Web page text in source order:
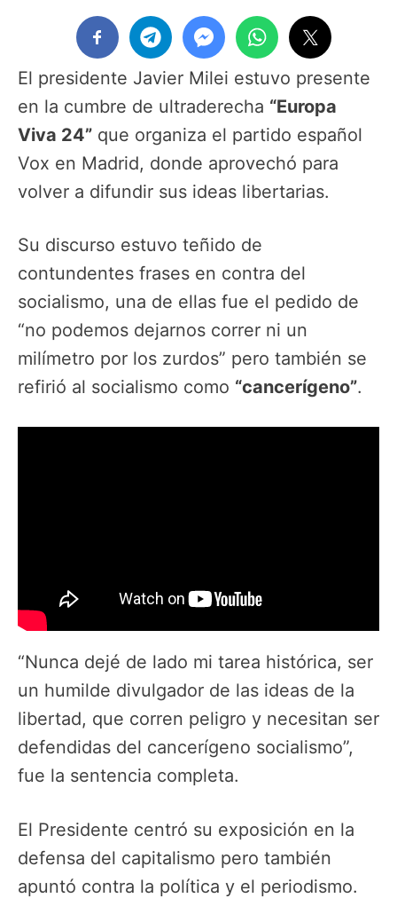
El presidente Javier Milei estuvo presente
en la cumbre de ultraderecha “Europa
Viva 24” que organiza el partido español
Vox en Madrid, donde aprovechó para
volver a difundir sus ideas libertarias.
Su discurso estuvo teñido de
contundentes frases en contra del
socialismo, una de ellas fue el pedido de
“no podemos dejarnos correr ni un
milímetro por los zurdos” pero también se
refirió al socialismo como “cancerígeno”.
“Nunca dejé de lado mi tarea histórica, ser
un humilde divulgador de las ideas de la
libertad, que corren peligro y necesitan ser
defendidas del cancerígeno socialismo”,
fue la sentencia completa.
El Presidente centró su exposición en la
defensa del capitalismo pero también
apuntó contra la política y el periodismo.